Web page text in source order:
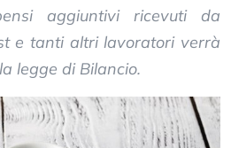
aggiuntivi ricevuti da
e tanti altri lavoratori verrà
legge di Bilancio.